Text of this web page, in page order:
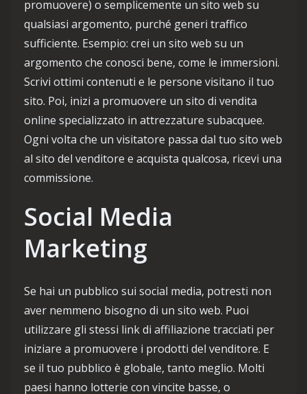
promuovere) o semplicemente un sito web su
qualsiasi argomento, purché generi traffico
sufficiente. Esempio: crei un sito web su un
argomento che conosci bene, come le immersioni.
Scrivi ottimi contenuti e le persone visitano il tuo
sito. Poi, inizi a promuovere un sito di vendita
online specializzato in attrezzature subacquee.
Ogni volta che un visitatore passa dal tuo sito web
al sito del venditore e acquista qualcosa, ricevi una
commissione.
Social Media
Marketing
Se hai un pubblico sui social media, potresti non
aver nemmeno bisogno di un sito web. Puoi
utilizzare gli stessi link di affiliazione tracciati per
iniziare a promuovere i prodotti del venditore. E
se il tuo pubblico è globale, tanto meglio. Molti
paesi hanno lotterie con vincite basse, o